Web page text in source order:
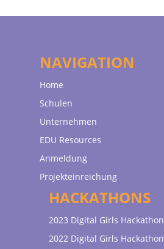
NAVIGATION
Home
Schulen
Unternehmen
EDU Resources
Anmeldung
Projekteinreichung
HACKATHONS
2023 Digital Girls Hackathon
2022 Digital Girls Hackathon